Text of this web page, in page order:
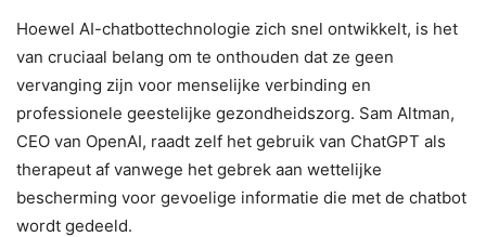
Hoewel AI-chatbottechnologie zich snel ontwikkelt, is het
van cruciaal belang om te onthouden dat ze geen
vervanging zijn voor menselijke verbinding en
professionele geestelijke gezondheidszorg. Sam Altman,
CEO van OpenAI, raadt zelf het gebruik van ChatGPT als
therapeut af vanwege het gebrek aan wettelijke
bescherming voor gevoelige informatie die met de chatbot
wordt gedeeld.